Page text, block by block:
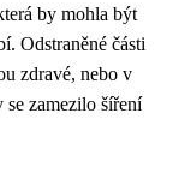
by mohla být
Odstraněné části
zdravé, nebo v
se zamezilo šíření